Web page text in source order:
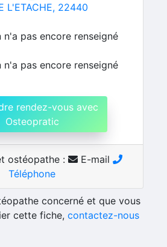
L'ETACHE, 22440
n'a pas encore renseigné
n'a pas encore renseigné
rendez-vous avec
Osteopratic
ostéopathe :
E-mail
Téléphone
concerné et que vous
cette fiche, contactez-nous